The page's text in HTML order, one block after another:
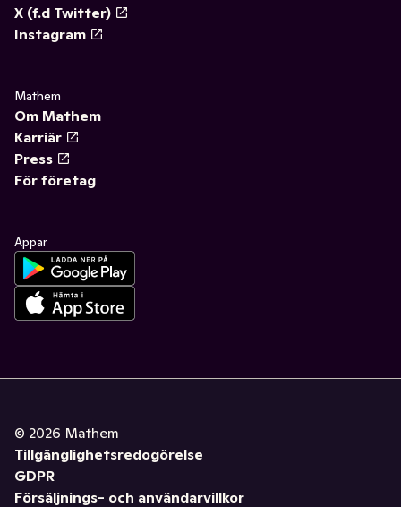
X (f.d Twitter)
Instagram
Mathem
Om Mathem
Karriär
Press
För företag
Appar
© 2026 Mathem
Tillgänglighetsredogörelse
GDPR
Försäljnings- och användarvillkor